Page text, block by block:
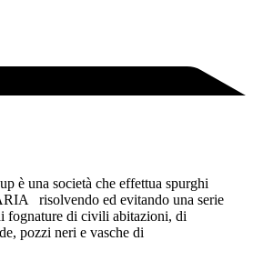
è una società che effettua spurghi
risolvendo ed evitando una serie
fognature di civili abitazioni, di
pozzi neri e vasche di